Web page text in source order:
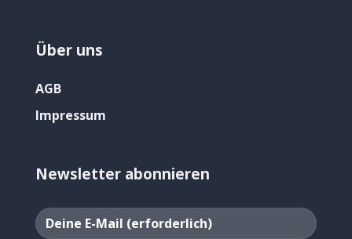
Über uns
AGB
Impressum
Newsletter abonnieren